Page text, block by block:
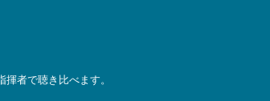
者で聴き比べます。